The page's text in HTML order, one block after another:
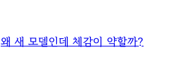
왜 새 모델인데 체감이 약할까?